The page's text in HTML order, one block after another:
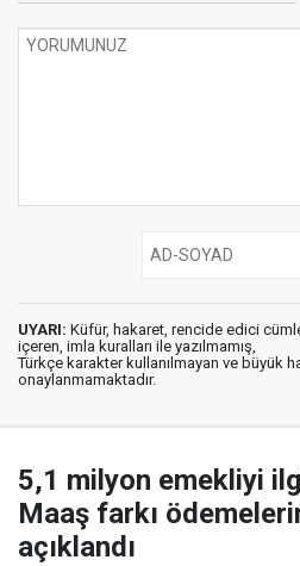
UYARI: Küfür, hakaret, rencide edici
içeren, imla kuralları ile yazılmamış,
Türkçe karakter kullanılmayan ve büyük
onaylanmamaktadır.
5,1 milyon emekliyi
Maaş farkı
açıklandı